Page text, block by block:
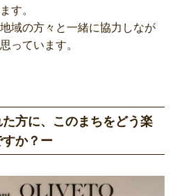
す。
域の方々と一緒に協力しなが
っています。
方に、このまちをどう楽
すか？ー